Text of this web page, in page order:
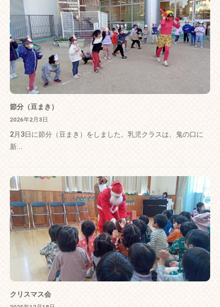
節分（豆まき）
2026年2月3日
2月3日に節分（豆まき）をしました。乳児クラスは、鬼の口に
新...
クリスマス会